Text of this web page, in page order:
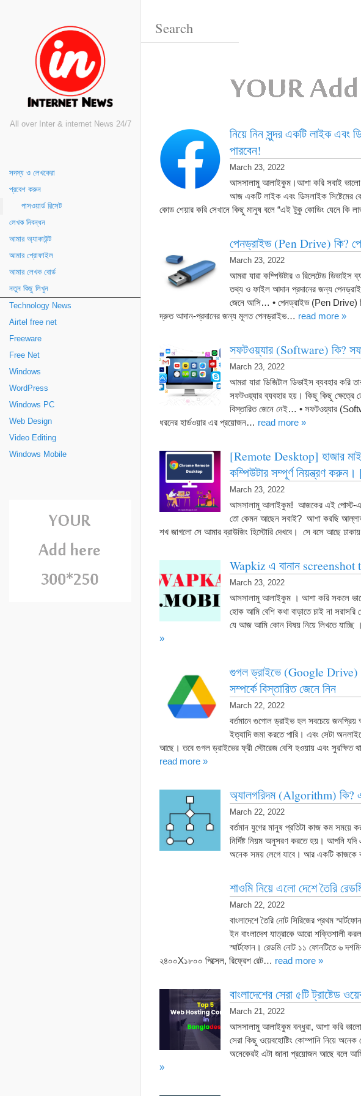
All over Inter & internet News 24/7
সদস্য ও লেখকেরা
প্রবেশ করুন
পাসওয়ার্ড রিসেট
লেখক নিবন্ধন
আমার অ্যাকাউন্ট
আমার প্রোফাইল
আমার লেখক বোর্ড
নতুন কিছু লিখুন
Technology News
Airtel free net
Freeware
Free Net
Windows
WordPress
Windows PC
Web Design
Video Editing
Windows Mobile
নিয়ে নিন সুন্দর একটি লাইক এবং
পারবেন!
March 23, 2022
আসসালামু আলাইকুম।আশা করি সবাই
আজ একটি লাইক এবং ডিসলাইক সিষ্টেমের
কোড শেয়ার করি সেখানে কিছু মানুষ বলে “এই টুকু কোডিং যেনে কি
পেনড্রাইভ (Pen Drive) কি?
March 23, 2022
আমরা যারা কম্পিউটার ও রিলেটেড ডিভাইস
তথ্য ও ফাইল আদান প্রদানের জন্য
জেনে আসি… • পেনড্রাইভ (Pen Drive)
দ্রুত আদান-প্রদানের জন্য মূলত পেনড্রাইভ… read more »
সফটওয়্যার (Software) কি?
March 23, 2022
আমরা যারা ডিজিটাল ডিভাইস ব্যবহার করি
সফটওয়্যার ব্যবহার হয়। কিছু কিছু ক্ষেত্রে
বিস্তারিত জেনে নেই… • সফটওয়্যার
ধরনের হার্ডওয়ার এর প্রয়োজন… read more »
[Remote Desktop] হাজার
কম্পিউটার সম্পূর্ণ নিয়ন্ত্রণ
March 23, 2022
আসসালামু আলাইকুম! আজকের এই পোস্ট-এ
তো কেমন আছেন সবাই? আশা করছি
শখ জাগলো সে আমার ব্রাউজিং হিস্টোরি দেখবে। সে বসে আছে
Wapkiz এ বানান
March 23, 2022
আসসালামু আলাইকুম । আশা করি সকলে
হোক আমি বেশি কথা বাড়াতে চাই না
যে আজ আমি কোন বিষয় নিয়ে লিখতে
»
গুগল ড্রাইভে (Google Drive)
সম্পর্কে বিস্তারিত জেনে নিন
March 22, 2022
বর্তমানে গুগোল ড্রাইভ হল সবচেয়ে
ইত্যাদি জমা করতে পারি। এবং সেটা
আছে। তবে গুগল ড্রাইভের ফ্রী স্টোরেজ বেশি হওয়ায় এবং সুরক্ষিত
read more »
অ্যালগরিদম (Algorithm) কি?
March 22, 2022
বর্তমান যুগের মানুষ প্রতিটা কাজ কম
নির্দিষ্ট নিয়ম অনুসরণ করতে হয়। আপনি
অনেক সময় লেগে যাবে। আর একটি কাজকে
শাওমি নিয়ে এলো দেশে তৈরি
March 22, 2022
বাংলাদেশে তৈরি নোট সিরিজের প্রথম
ইন বাংলাদেশ যাত্রাকে আরো শক্তিশালী
স্মার্টফোন। রেডমি নোট ১১ ফোনটিতে ৬
২৪০০X১৮০০ পিক্সেল, রিফ্রেশ রেট… read more »
বাংলাদেশের সেরা ৫টি ট্রাষ্টেড
March 21, 2022
আসসালামু আলাইকুম বন্ধুরা, আশা করি ভালো
সেরা কিছু ওয়েবহোষ্টিং কোম্পানি নিয়ে
অনেকেরই এটা জানা প্রয়োজন আছে বলে
»